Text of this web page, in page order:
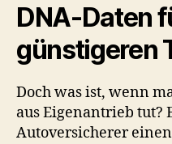
DNA-Daten
günstigeren
Doch was ist, wenn
aus Eigenantrieb tut?
Autoversicherer